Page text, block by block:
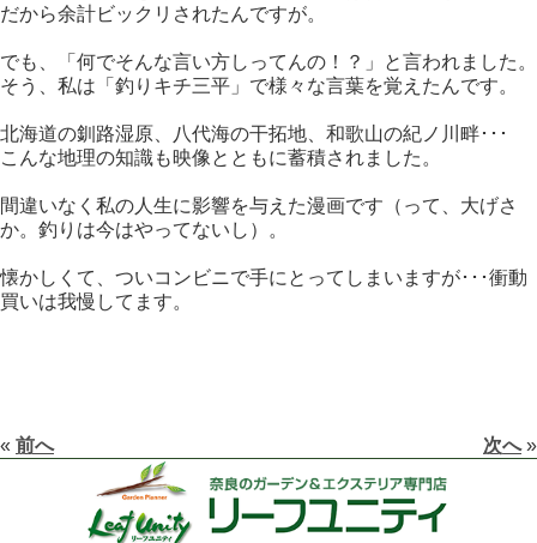
だから余計ビックリされたんですが。
でも、「何でそんな言い方しってんの！？」と言われました。
そう、私は「釣りキチ三平」で様々な言葉を覚えたんです。
北海道の釧路湿原、八代海の干拓地、和歌山の紀ノ川畔･･･
こんな地理の知識も映像とともに蓄積されました。
間違いなく私の人生に影響を与えた漫画です（って、大げさ
か。釣りは今はやってないし）。
懐かしくて、ついコンビニで手にとってしまいますが･･･衝動
買いは我慢してます。
« 前へ 次へ»